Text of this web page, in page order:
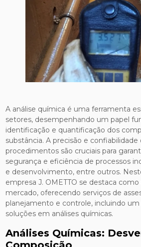
A análise química é uma ferramenta
setores, desempenhando um papel
identificação e quantificação dos
substância. A precisão e confiabilidade
procedimentos são cruciais para
segurança e eficiência de processos
e desenvolvimento, entre outros.
empresa J. OMETTO se destaca
mercado, oferecendo serviços de
planejamento e controle, incluindo
soluções em análises químicas.
Análises Químicas: